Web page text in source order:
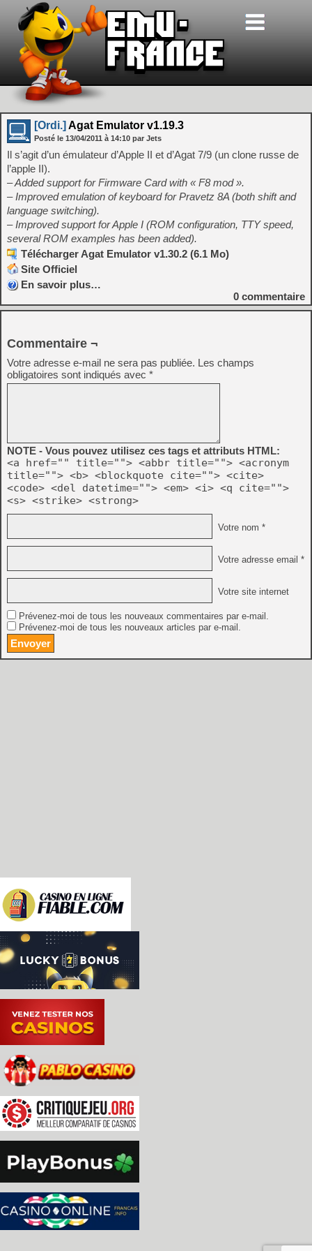
[Ordi.] Agat Emulator v1.19.3
Posté le 13/04/2011 à 14:10 par Jets
Il s’agit d’un émulateur d’Apple II et d’Agat 7/9 (un clone russe de
l’apple II).
– Added support for Firmware Card with « F8 mod ».
– Improved emulation of keyboard for Pravetz 8A (both shift and
language switching).
– Improved support for Apple I (ROM configuration, TTY speed,
several ROM examples has been added).
Télécharger Agat Emulator v1.30.2 (6.1 Mo)
Site Officiel
En savoir plus…
0 commentaire
Commentaire ¬
Votre adresse e-mail ne sera pas publiée. Les champs
obligatoires sont indiqués avec *
NOTE - Vous pouvez utilisez ces tags et attributs HTML:
<a href="" title=""> <abbr title=""> <acronym
title=""> <b> <blockquote cite=""> <cite>
<code> <del datetime=""> <em> <i> <q cite="">
<s> <strike> <strong>
Votre nom *
Votre adresse email *
Votre site internet
Prévenez-moi de tous les nouveaux commentaires par e-mail.
Prévenez-moi de tous les nouveaux articles par e-mail.